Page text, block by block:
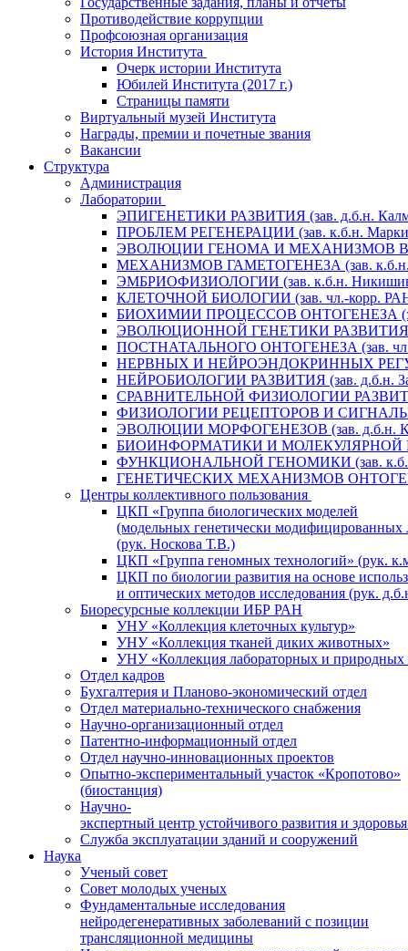
Противодействие коррупции
Профсоюзная организация
История Института
Очерк истории Института
Юбилей Института (2017 г.)
Страницы памяти
Виртуальный музей Института
Награды, премии и почетные звания
Вакансии
Структура
Администрация
Лаборатории
ЭПИГЕНЕТИКИ РАЗВИТИЯ (зав. д.б.н.
ПРОБЛЕМ РЕГЕНЕРАЦИИ (зав. к.б.н.
ЭВОЛЮЦИИ ГЕНОМА И МЕХАНИЗМОВ
МЕХАНИЗМОВ ГАМЕТОГЕНЕЗА (зав.
ЭМБРИОФИЗИОЛОГИИ (зав. к.б.н.
КЛЕТОЧНОЙ БИОЛОГИИ (зав. чл.-корр. РАН
БИОХИМИИ ПРОЦЕССОВ ОНТОГЕНЕЗА
ЭВОЛЮЦИОННОЙ ГЕНЕТИКИ РАЗВИТИЯ
ПОСТНАТАЛЬНОГО ОНТОГЕНЕЗА (зав. чл.-
НЕРВНЫХ И НЕЙРОЭНДОКРИННЫХ
НЕЙРОБИОЛОГИИ РАЗВИТИЯ (зав. д.б.н.
СРАВНИТЕЛЬНОЙ ФИЗИОЛОГИИ РАЗВИТИЯ
ФИЗИОЛОГИИ РЕЦЕПТОРОВ И
ЭВОЛЮЦИИ МОРФОГЕНЕЗОВ (зав. д.б.н.
БИОИНФОРМАТИКИ И МОЛЕКУЛЯРНОЙ
ФУНКЦИОНАЛЬНОЙ ГЕНОМИКИ (зав.
ГЕНЕТИЧЕСКИХ МЕХАНИЗМОВ
Центры коллективного пользования
ЦКП «Группа биологических моделей
(модельных генетически
(рук. Носкова Т.В.)
ЦКП «Группа геномных технологий» (рук.
ЦКП по биологии развития на основе
и оптических методов исследования (рук.
Биоресурсные коллекции ИБР РАН
УНУ «Коллекция клеточных культур»
УНУ «Коллекция тканей диких животных»
УНУ «Коллекция лабораторных и природных
Отдел кадров
Бухгалтерия и Планово-экономический отдел
Отдел материально-технического снабжения
Научно-организационный отдел
Патентно-информационный отдел
Отдел научно-инновационных проектов
Опытно-экспериментальный участок «Кропотово»
(биостанция)
Научно-
экспертный центр устойчивого развития и
Служба эксплуатации зданий и сооружений
Наука
Ученый совет
Совет молодых ученых
Фундаментальные исследования
нейродегенеративных заболеваний с позиции
трансляционной медицины